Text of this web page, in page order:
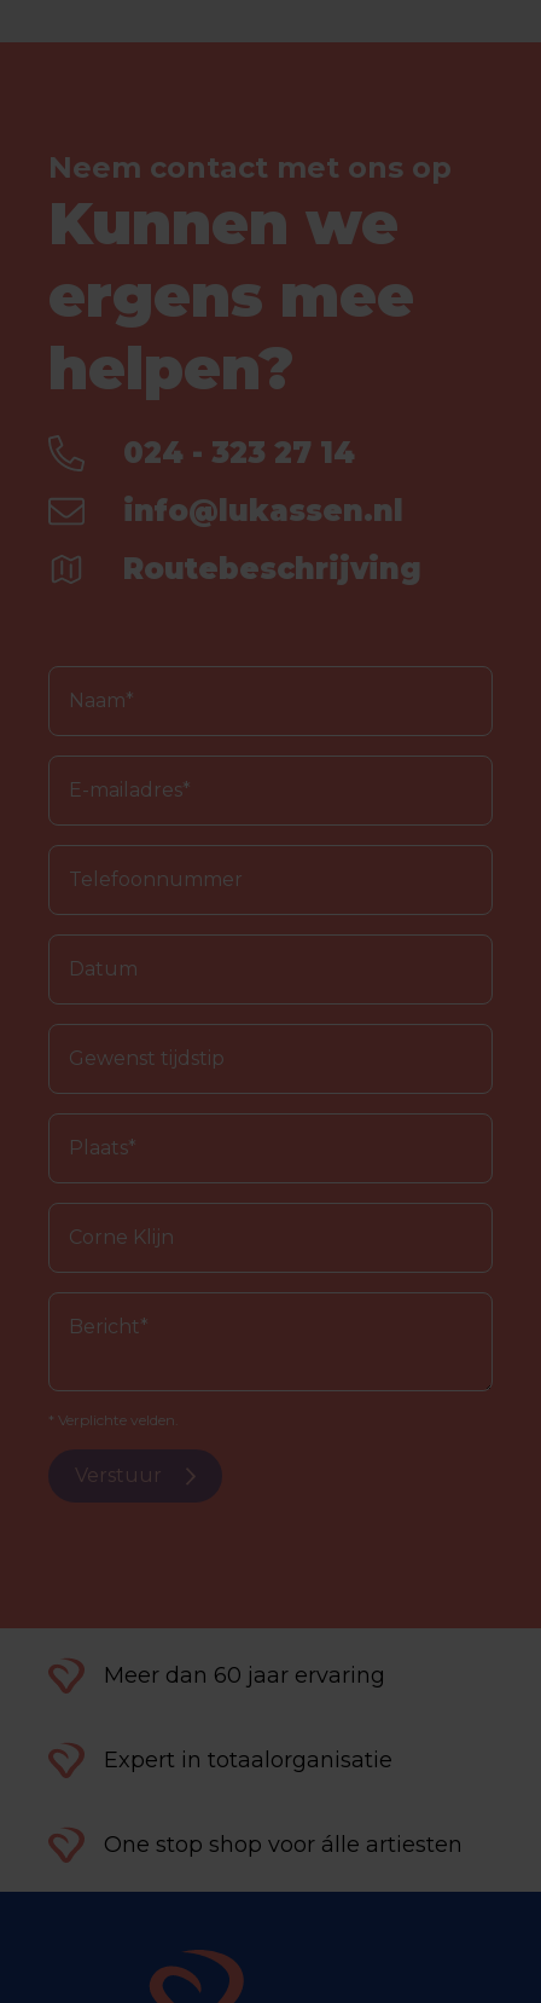
Neem contact met ons op
Kunnen we
ergens mee
helpen?
024 - 323 27 14
info@lukassen.nl
Routebeschrijving
* Verplichte velden.
Verstuur
Meer dan 60 jaar ervaring
Expert in totaalorganisatie
One stop shop voor álle artiesten